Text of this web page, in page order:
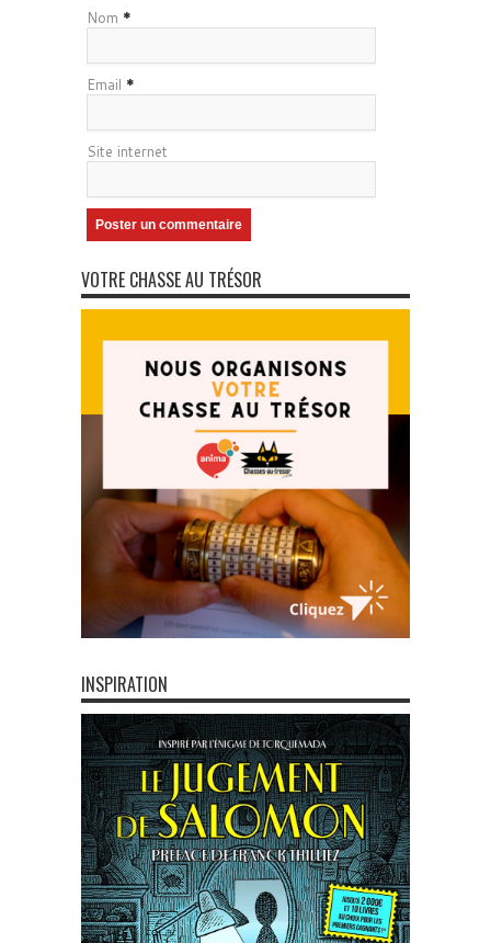
Nom *
Email *
Site internet
VOTRE CHASSE AU TRÉSOR
INSPIRATION